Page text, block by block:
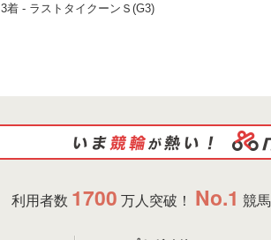
3着 - ラストタイクーンＳ(G3)
利用者数 1700 万人突破！ No.1 競